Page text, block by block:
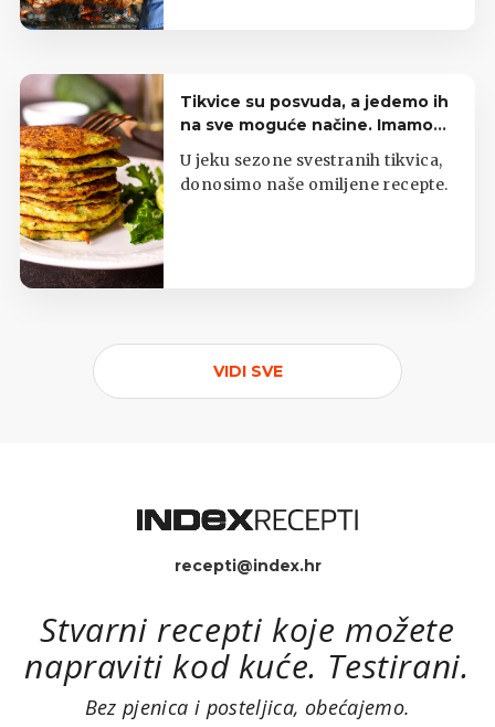
Tikvice su posvuda, a jedemo ih
na sve moguće načine. Imamo
top listu
U jeku sezone svestranih tikvica,
donosimo naše omiljene recepte.
VIDI SVE
recepti@index.hr
Stvarni recepti koje možete
napraviti kod kuće. Testirani.
Bez pjenica i posteljica, obećajemo.